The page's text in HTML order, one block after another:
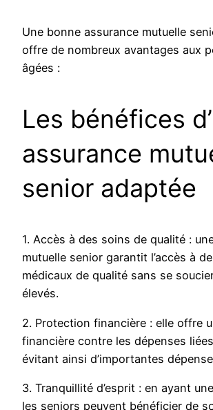
Une bonne assurance mutuelle
offre de nombreux avantages aux
âgées :
Les bénéfices
assurance
senior adaptée
1. Accès à des soins de qualité :
mutuelle senior garantit l’accès à
médicaux de qualité sans se
élevés.
2. Protection financière : elle offre
financière contre les dépenses
évitant ainsi d’importantes
3. Tranquillité d’esprit : en ayant
les seniors peuvent bénéficier de